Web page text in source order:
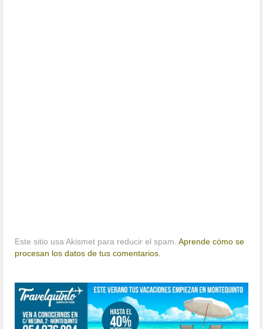
Este sitio usa Akismet para reducir el spam.Aprende cómo se
procesan los datos de tus comentarios.